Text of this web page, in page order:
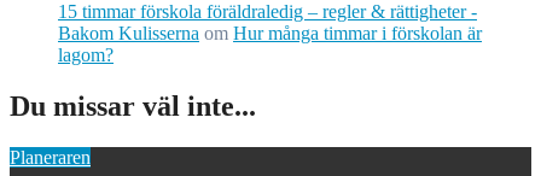
15 timmar förskola föräldraledig – regler & rättigheter -
Bakom Kulisserna om Hur många timmar i förskolan är
lagom?
Du missar väl inte...
Planeraren